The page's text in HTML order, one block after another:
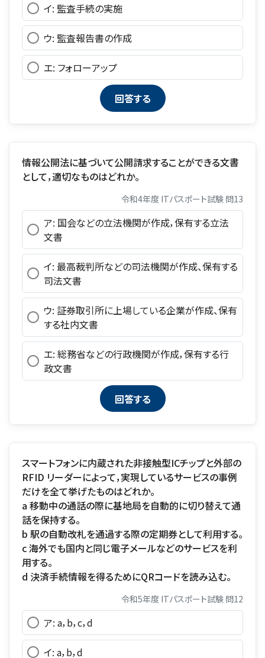
イ: 監査手続の実施
ウ: 監査報告書の作成
エ: フォローアップ
情報公開法に基づいて公開請求することができる文書
として，適切なものはどれか。
令和4年度 ITパスポート試験 問13
ア: 国会などの立法機関が作成，保有する立法
文書
イ: 最高裁判所などの司法機関が作成、保有する
司法文書
ウ: 証券取引所に上場している企業が作成、保有
する社内文書
エ: 総務省などの行政機関が作成，保有する行
政文書
スマートフォンに内蔵された非接触型ICチップと外部の
RFID リーダーによって，実現しているサービスの事例
だけを全て挙げたものはどれか。
a 移動中の通話の際に基地局を自動的に切り替えて通
話を保持する。
b 駅の自動改札を通過する際の定期券として利用する。
c 海外でも国内と同じ電子メールなどのサービスを利
用する。
d 決済手続情報を得るためにQRコードを読み込む。
令和5年度 ITパスポート試験 問12
ア: a，b，c，d
イ: a，b，d